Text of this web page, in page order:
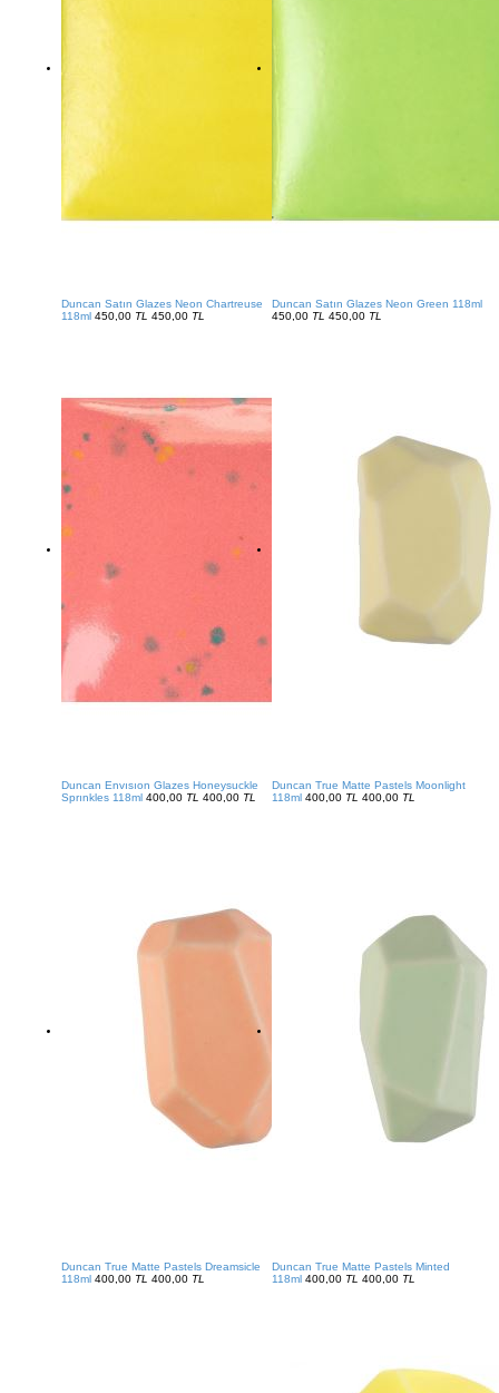
Duncan Satın Glazes Neon Chartreuse
118ml 450,00 TL 450,00 TL
Duncan Satın Glazes Neon Green 118ml
450,00 TL 450,00 TL
Duncan Envısıon Glazes Honeysuckle
Sprınkles 118ml 400,00 TL 400,00 TL
Duncan True Matte Pastels Moonlight
118ml 400,00 TL 400,00 TL
Duncan True Matte Pastels Dreamsicle
118ml 400,00 TL 400,00 TL
Duncan True Matte Pastels Minted
118ml 400,00 TL 400,00 TL